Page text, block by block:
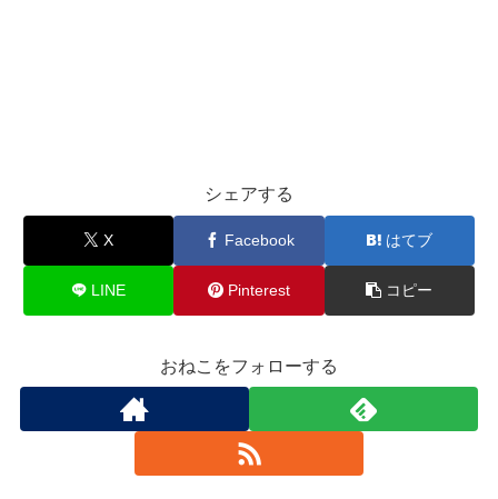
シェアする
X Facebook はてブ
LINE Pinterest コピー
おねこをフォローする